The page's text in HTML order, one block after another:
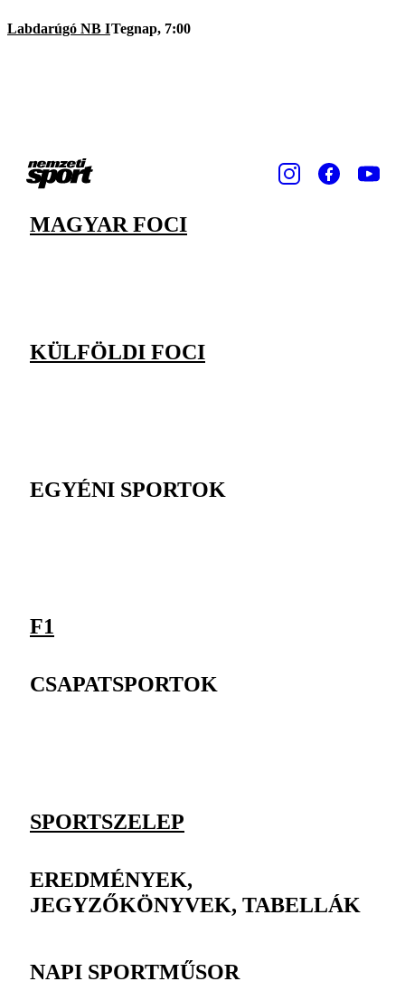
Labdarúgó NB ITegnap, 7:00
MAGYAR FOCI
KÜLFÖLDI FOCI
EGYÉNI SPORTOK
F1
CSAPATSPORTOK
SPORTSZELEP
EREDMÉNYEK,
JEGYZŐKÖNYVEK, TABELLÁK
NAPI SPORTMŰSOR